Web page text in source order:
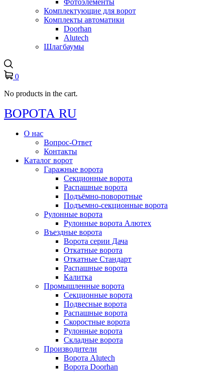
Фотоэлементы
Комплектующие для ворот
Комплекты автоматики
Doorhan
Alutech
Шлагбаумы
0
No products in the cart.
ВОРОТА RU
О нас
Вопрос-Ответ
Контакты
Каталог ворот
Гаражные ворота
Секционные ворота
Распашные ворота
Подъёмно-поворотные
Подъемно-секционные ворота
Рулонные ворота
Рулонные ворота Алютех
Въездные ворота
Ворота серии Дача
Откатные ворота
Откатные Стандарт
Распашные ворота
Калитка
Промышленные ворота
Секционные ворота
Подвесные ворота
Распашные ворота
Скоростные ворота
Рулонные ворота
Складные ворота
Производители
Ворота Alutech
Ворота Doorhan